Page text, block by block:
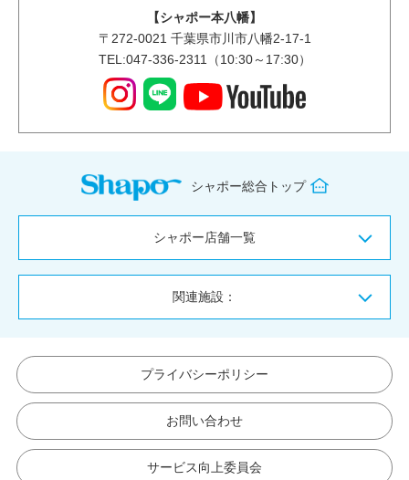
【シャポー本八幡】
〒 272-0021 千葉県市川市八幡2-17-1
TEL:047-336-2311（10:30～17:30）
シャポー総合トップ
シャポー店舗一覧
関連施設：
プライバシーポリシー
お問い合わせ
サービス向上委員会